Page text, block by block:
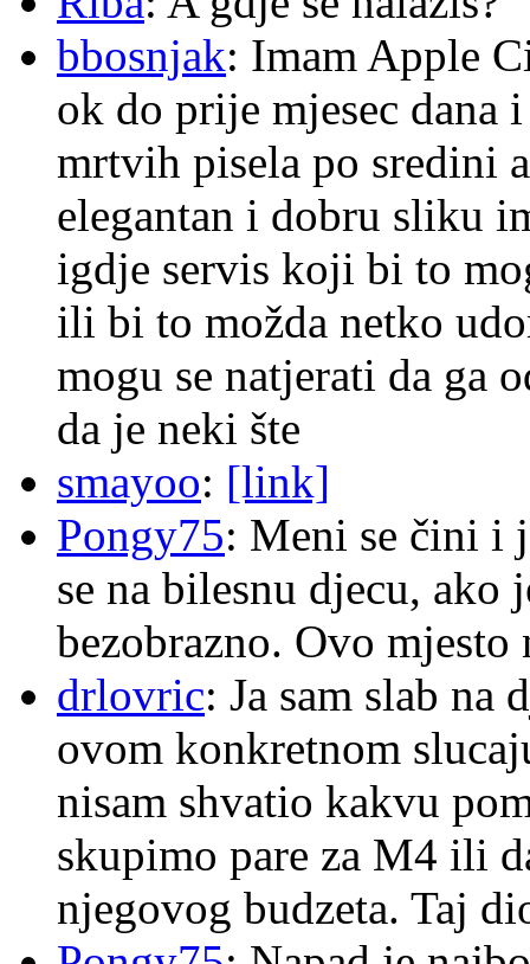
bbosnjak: Imam Apple
ok do prije mjesec dana
mrtvih pisela po sredini
elegantan i dobru sliku
igdje servis koji bi to
ili bi to možda netko
mogu se natjerati da ga
da je neki šte
smayoo: [link]
Pongy75: Meni se čini i
se na bilesnu djecu, ako
bezobrazno. Ovo
drlovric: Ja sam slab na
ovom konkretnom
nisam shvatio kakvu
skupimo pare za M4 ili
njegovog budzeta. Taj